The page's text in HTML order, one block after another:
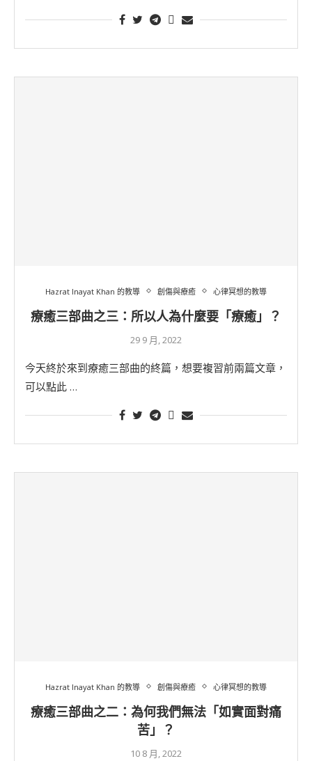
Hazrat Inayat Khan 的教導 創傷與療癒 心律冥想的教導
療癒三部曲之三：所以人為什麼要「療癒」？
29 9 月, 2022
今天終於來到療癒三部曲的終篇，想要複習前兩篇文章，
可以點此 …
Hazrat Inayat Khan 的教導 創傷與療癒 心律冥想的教導
療癒三部曲之二：為何我們無法「如實面對痛
苦」？
10 8 月, 2022